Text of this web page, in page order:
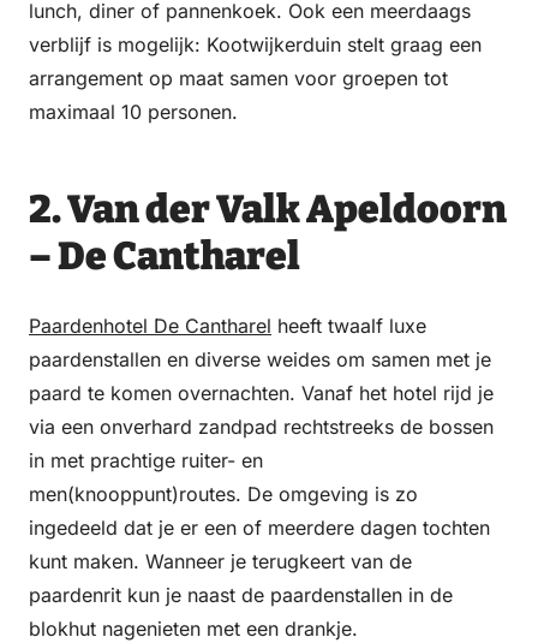
lunch, diner of pannenkoek. Ook een meerdaags
verblijf is mogelijk: Kootwijkerduin stelt graag een
arrangement op maat samen voor groepen tot
maximaal 10 personen.
2. Van der Valk Apeldoorn
– De Cantharel
Paardenhotel De Cantharel heeft twaalf luxe
paardenstallen en diverse weides om samen met je
paard te komen overnachten. Vanaf het hotel rijd je
via een onverhard zandpad rechtstreeks de bossen
in met prachtige ruiter- en
men(knooppunt)routes. De omgeving is zo
ingedeeld dat je er een of meerdere dagen tochten
kunt maken. Wanneer je terugkeert van de
paardenrit kun je naast de paardenstallen in de
blokhut nagenieten met een drankje.